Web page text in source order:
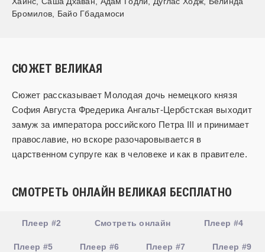
Бромилов
Байо Гбадамоси
СЮЖЕТ ВЕЛИКАЯ
Сюжет рассказывает Молодая дочь немецкого князя
София Августа Фредерика Ангальт-Цербстская выходит
замуж за императора российского Петра III и принимает
православие, но вскоре разочаровывается в
царственном супруге как в человеке и как в правителе.
СМОТРЕТЬ ОНЛАЙН ВЕЛИКАЯ БЕСПЛАТНО
Плеер #2 Смотреть онлайн Плеер #4
Плеер #5 Плеер #6 Плеер #7 Плеер #9